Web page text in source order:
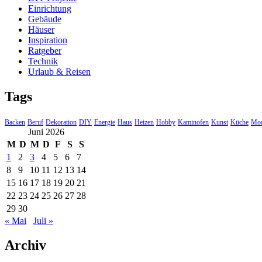
Einrichtung
Gebäude
Häuser
Inspiration
Ratgeber
Technik
Urlaub & Reisen
Tags
Backen Beruf Dekoration DIY Energie Haus Heizen Hobby Kaminofen Kunst Küche
Juni 2026
M D M D F S
S
1
2 3 4 5 6
7
8
9 10 11 12 13 14
15 16 17 18 19 20 21
22 23 24 25 26 27 28
29 30
« Mai
Juli »
Archiv